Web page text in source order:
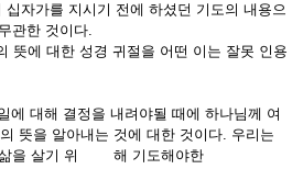
자가를 지시기 전에 하셨던 기도의 내용으
한 것이다.
뜻에 대한 성경 귀절을 어떤 이는 잘못 인용
대해 결정을 내려야될 때에 하나님께 여
을 알아내는 것에 대한 것이다. 우리는
삶을 살기 위 해 기도해야한